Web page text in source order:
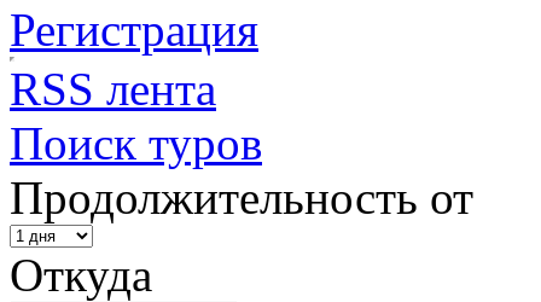
Регистрация
RSS лента
Поиск туров
Продолжительность от
Откуда